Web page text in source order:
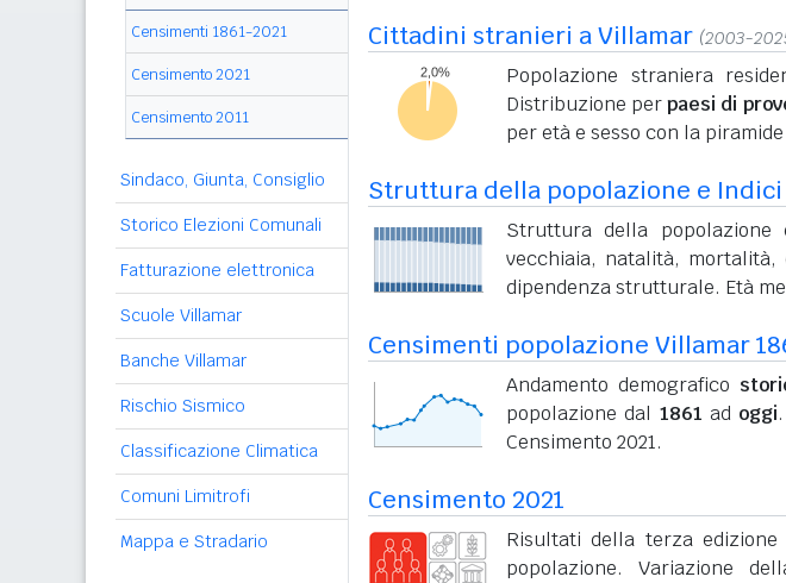
Censimenti 1861-2021
Censimento 2021
Censimento 2011
Sindaco, Giunta, Consiglio
Storico Elezioni Comunali
Fatturazione elettronica
Scuole Villamar
Banche Villamar
Rischio Sismico
Classificazione Climatica
Comuni Limitrofi
Mappa e Stradario
Cittadini stranieri a Villamar (2003-
Popolazione straniera
Distribuzione perpaesi di
per età e sesso con la
Struttura della popolazione e
Struttura della popolazione
vecchiaia, natalità,
dipendenza strutturale. Età
Censimenti popolazione Villamar
Andamento demografico
popolazione dal 1861 ad oggi
Censimento 2021.
Censimento 2021
Risultati della terza edizione
popolazione. Variazione